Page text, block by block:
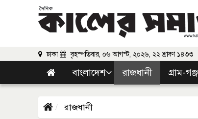
ঢাকা বৃহস্পতিবার, ০৬ আগস্ট, ২০২৬, ২২ শ্রাবণ ১৪৩৩
বাংলাদেশ রাজধানী গ্রাম-গঞ্জ
রাজধানী